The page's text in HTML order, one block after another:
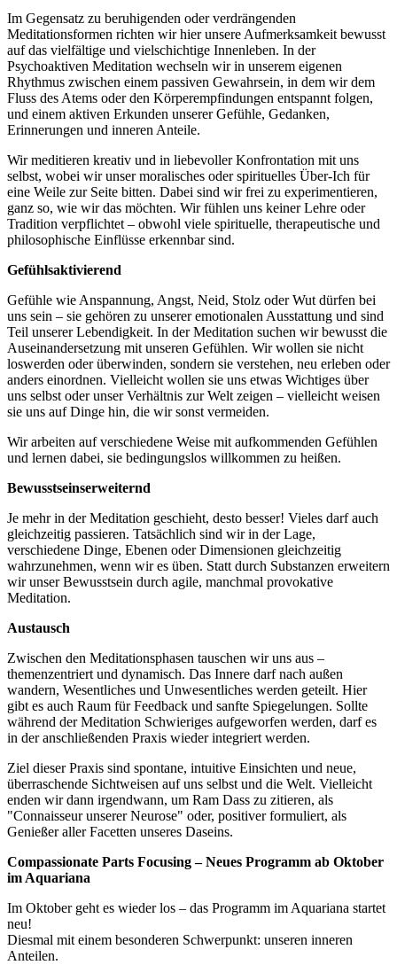
Im Gegensatz zu beruhigenden oder verdrängenden
Meditationsformen richten wir hier unsere Aufmerksamkeit bewusst
auf das vielfältige und vielschichtige Innenleben. In der
Psychoaktiven Meditation wechseln wir in unserem eigenen
Rhythmus zwischen einem passiven Gewahrsein, in dem wir dem
Fluss des Atems oder den Körperempfindungen entspannt folgen,
und einem aktiven Erkunden unserer Gefühle, Gedanken,
Erinnerungen und inneren Anteile.
Wir meditieren kreativ und in liebevoller Konfrontation mit uns
selbst, wobei wir unser moralisches oder spirituelles Über-Ich für
eine Weile zur Seite bitten. Dabei sind wir frei zu experimentieren,
ganz so, wie wir das möchten. Wir fühlen uns keiner Lehre oder
Tradition verpflichtet – obwohl viele spirituelle, therapeutische und
philosophische Einflüsse erkennbar sind.
Gefühlsaktivierend
Gefühle wie Anspannung, Angst, Neid, Stolz oder Wut dürfen bei
uns sein – sie gehören zu unserer emotionalen Ausstattung und sind
Teil unserer Lebendigkeit. In der Meditation suchen wir bewusst die
Auseinandersetzung mit unseren Gefühlen. Wir wollen sie nicht
loswerden oder überwinden, sondern sie verstehen, neu erleben oder
anders einordnen. Vielleicht wollen sie uns etwas Wichtiges über
uns selbst oder unser Verhältnis zur Welt zeigen – vielleicht weisen
sie uns auf Dinge hin, die wir sonst vermeiden.
Wir arbeiten auf verschiedene Weise mit aufkommenden Gefühlen
und lernen dabei, sie bedingungslos willkommen zu heißen.
Bewusstseinserweiternd
Je mehr in der Meditation geschieht, desto besser! Vieles darf auch
gleichzeitig passieren. Tatsächlich sind wir in der Lage,
verschiedene Dinge, Ebenen oder Dimensionen gleichzeitig
wahrzunehmen, wenn wir es üben. Statt durch Substanzen erweitern
wir unser Bewusstsein durch agile, manchmal provokative
Meditation.
Austausch
Zwischen den Meditationsphasen tauschen wir uns aus –
themenzentriert und dynamisch. Das Innere darf nach außen
wandern, Wesentliches und Unwesentliches werden geteilt. Hier
gibt es auch Raum für Feedback und sanfte Spiegelungen. Sollte
während der Meditation Schwieriges aufgeworfen werden, darf es
in der anschließenden Praxis wieder integriert werden.
Ziel dieser Praxis sind spontane, intuitive Einsichten und neue,
überraschende Sichtweisen auf uns selbst und die Welt. Vielleicht
enden wir dann irgendwann, um Ram Dass zu zitieren, als
"Connaisseur unserer Neurose" oder, positiver formuliert, als
Genießer aller Facetten unseres Daseins.
Compassionate Parts Focusing – Neues Programm ab Oktober
im Aquariana
Im Oktober geht es wieder los – das Programm im Aquariana startet
neu!
Diesmal mit einem besonderen Schwerpunkt: unseren inneren
Anteilen.